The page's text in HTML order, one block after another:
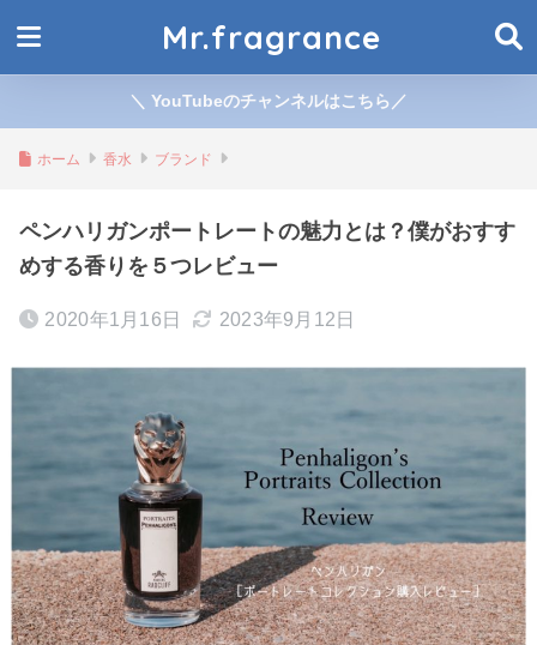
Mr.fragrance
＼ YouTubeのチャンネルはこちら／
ホーム 香水 ブランド
ペンハリガンポートレートの魅力とは？僕がおすす
めする香りを５つレビュー
2020年1月16日 2023年9月12日